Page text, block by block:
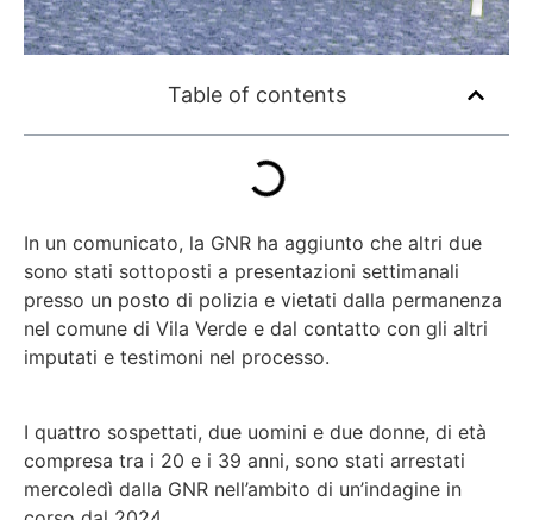
Table of contents
In un comunicato, la GNR ha aggiunto che altri due
sono stati sottoposti a presentazioni settimanali
presso un posto di polizia e vietati dalla permanenza
nel comune di Vila Verde e dal contatto con gli altri
imputati e testimoni nel processo.
I quattro sospettati, due uomini e due donne, di età
compresa tra i 20 e i 39 anni, sono stati arrestati
mercoledì dalla GNR nell’ambito di un’indagine in